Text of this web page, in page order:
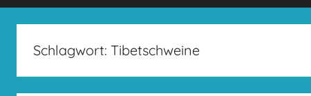
Schlagwort: Tibetschweine